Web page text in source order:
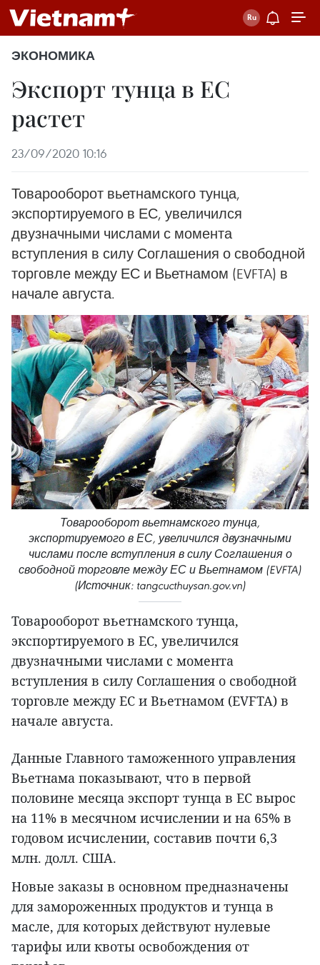
ЭКОНОМИКА
Экспорт тунца в ЕС
растет
23/09/2020 10:16
Товарооборот вьетнамского тунца,
экспортируемого в ЕС, увеличился
двузначными числами с момента
вступления в силу Соглашения о свободной
торговле между ЕС и Вьетнамом (EVFTA) в
начале августа.
Товарооборот вьетнамского тунца,
экспортируемого в ЕС, увеличился двузначными
числами после вступления в силу Соглашения о
свободной торговле между ЕС и Вьетнамом (EVFTA)
(Источник: tangcucthuysan.gov.vn)
Товарооборот вьетнамского тунца,
экспортируемого в ЕС, увеличился
двузначными числами с момента
вступления в силу Соглашения о свободной
торговле между ЕС и Вьетнамом (EVFTA) в
начале августа.
Данные Главного таможенного управления
Вьетнама показывают, что в первой
половине месяца экспорт тунца в ЕС вырос
на 11% в месячном исчислении и на 65% в
годовом исчислении, составив почти 6,3
млн. долл. США.
Новые заказы в основном предназначены
для замороженных продуктов и тунца в
масле, для которых действуют нулевые
тарифы или квоты освобождения от